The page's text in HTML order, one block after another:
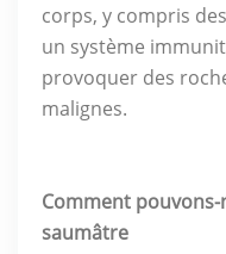
corps, y compris
un système
provoquer des
malignes.
Comment
saumâtre